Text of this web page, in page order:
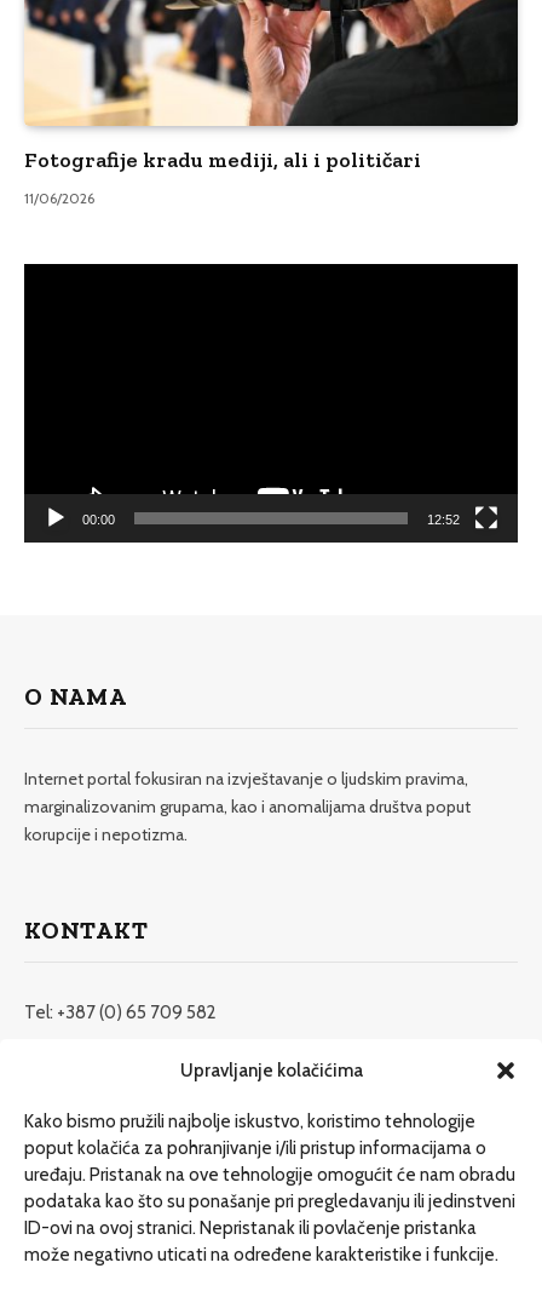
Upravljanje kolačićima
Kako bismo pružili najbolje iskustvo, koristimo tehnologije
poput kolačića za pohranjivanje i/ili pristup informacijama o
uređaju. Pristanak na ove tehnologije omogućit će nam obradu
podataka kao što su ponašanje pri pregledavanju ili jedinstveni
ID-ovi na ovoj stranici. Nepristanak ili povlačenje pristanka
može negativno uticati na određene karakteristike i funkcije.
Fotografije kradu mediji, ali i političari
11/06/2026
00:00 12:52
O NAMA
Internet portal fokusiran na izvještavanje o ljudskim pravima,
marginalizovanim grupama, kao i anomalijama društva poput
korupcije i nepotizma.
KONTAKT
Tel: +387 (0) 65 709 582
redakcija@etrafika.net
Dosije
Drugi pišu
Društvo